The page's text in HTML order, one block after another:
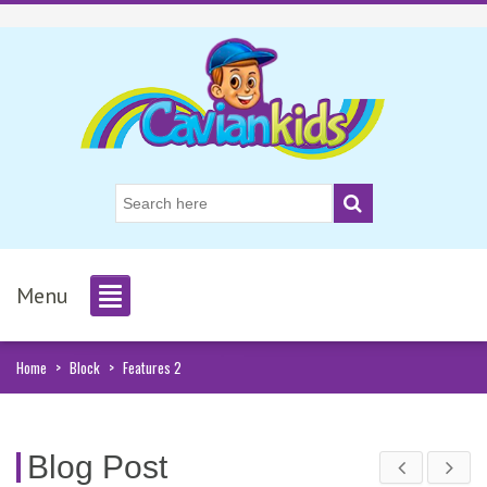
Menu
Home > Block > Features 2
Blog Post